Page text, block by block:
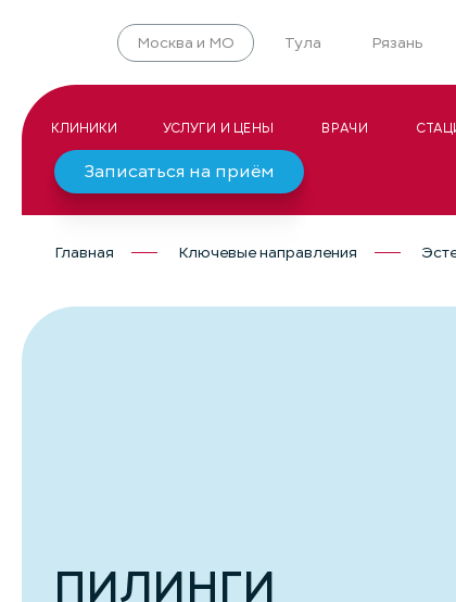
Москва и МО Тула Рязань
КЛИНИКИ УСЛУГИ И ЦЕНЫ ВРАЧИ
Записаться на приём
Главная Ключевые направления
ПИЛИНГИ